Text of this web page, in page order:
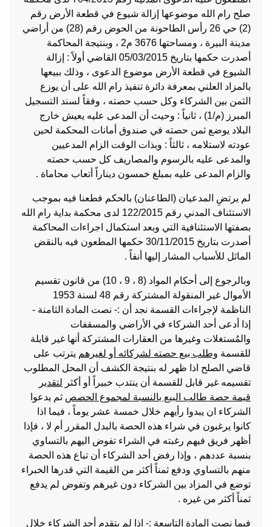
صلح رام الله موضوعها إزالة شيوع في قطعة الأرض رقم
(2) حي 26 رأس الطاحونة من الحوض رقم (28) من أراضي
مدينة البيرة ، ومساحتها 3676 م2 ، وبنتيجة المحاكمة
أصدرت حكمها بتاريخ 05/03/2015 القاضي أولاً : إزالة
الشيوع في قطعة الأرض موضوع الدعوى ، وذلك ببيعها
بالمزاد العلني بمعرفة دائرة تنفيذ رام الله على أن يوزع
الثمن بين الشركاء وكل حسب حصته ، وفقاً لسند التسجيل
المبرز (م/1) ، ثانياً : وحيث أن المدعى عليه يعيش خارج
البلاد يوضع ثمن حصته في صندوق أمانات المحكمة لحين
عودته لاستلامه ، ثالثاً : وبذات الوقت الزام المدعيين
والمدعى عليه بالرسوم والمصاريف كل حسب حصته
والزام المدعى عليه بمبلغ خمسون ديناراً أتعاب محاماة .
لم يرتضِ المدعيان (الطاعنان) بالحكم فطعنا فيه بموجب
الاستئناف المدني رقم 122/2015 لدى محكمة بداية رام الله
بصفتها الاستئنافية التي وبعد استكمال اجراءات المحاكمة
أصدرت بتاريخ 30/11/2015 حكمها المطعون فيه بالنقض
الماثل للأسباب المشار إليها أنفاً .
وبالرجوع إلى أحكام المواد (8 ، 9 ، 10) من قانون تقسيم
الأموال غير المنقولة المشتركة رقم 48 لسنة 1953
الناظمة لإجراءات القسمة نجد أن :- نصت المادة الثامنة -
إذا أدعى أحد الشركاء في الأراضي والمسقفات
والمُستغلات وغيرها من العقارات المشتركة أنها غير قابلة
للقسمة وطلب بيع حصته لشركائه أو لغيرهم يترتب على
قاضي الصلح اذا ظهر له بنتيجة الكشف أن المحل المطلوب
تقسيمه غير قابل للقسمة أن ينتدب خبيراً أو أكثر لتقدير
قيمة حصة طالب البيع بالنسبة لمجموع الحصص ثم يدعوا
الشركاء ان يبدوا رأيهم خلال خمسة عشر يوماً ، فيما اذا
كانوا يرغبون في شراء هذه الحصة بالبدل المقرر أم لا ، فإذا
أظهر فريق فيهم رغبته في الشراء تفوض اليهم بالتساوي
بنسبة عددهم ، وإذا رفض أحد الشركاء أن تباع هذه الحصة
منهم بالتساوي ودفع ثمناً أكثر من القيمة التي قدرها الخبراء
توضع في المزاد بين الشركاء دون غيرهم وتفوض لم يدفع
ثمناً أكثر من غيره .
فيما نصت المادة التاسعة :- اذا لم يتقدم أحد الشركاء خلال